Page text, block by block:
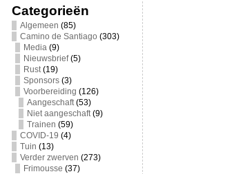
Categorieën
Algemeen (85)
Camino de Santiago (303)
Media(9)
Nieuwsbrief(5)
Rust(19)
Sponsors(3)
Voorbereiding (126)
Aangeschaft(53)
Niet aangeschaft(9)
Trainen (59)
COVID-19 (4)
Tuin (13)
Verder zwerven (273)
Frimousse (37)